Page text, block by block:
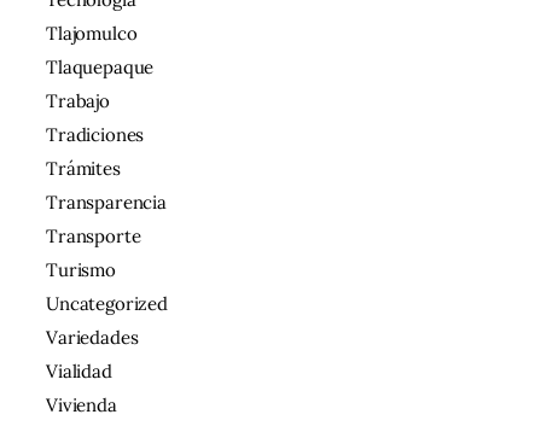
Tlajomulco
Tlaquepaque
Trabajo
Tradiciones
Trámites
Transparencia
Transporte
Turismo
Uncategorized
Variedades
Vialidad
Vivienda